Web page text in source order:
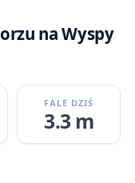
na Wyspy
FALE DZIŚ
3.3 m